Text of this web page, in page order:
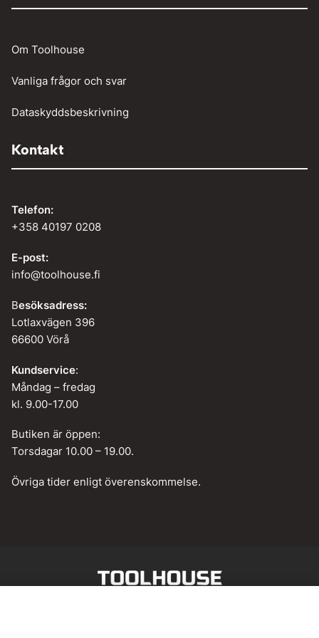
Om Toolhouse
Vanliga frågor och svar
Dataskyddsbeskrivning
Kontakt
Telefon:
+358 40197 0208
E-post:
info@toolhouse.fi
Besöksadress:
Lotlaxvägen 396
66600 Vörå
Kundservice:
Måndag – fredag
kl. 9.00-17.00
Butiken är öppen:
Torsdagar 10.00 – 19.00.
Övriga tider enligt överenskommelse.